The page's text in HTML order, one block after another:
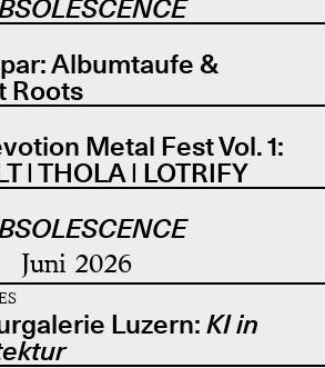
Albumtaufe &
Roots
Metal Fest Vol. 1:
| THOLA | LOTRIFY
Juni 2026
Luzern: KI in